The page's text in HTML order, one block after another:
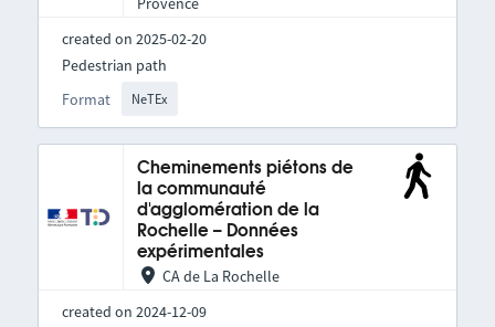
created on 2025-02-20
Format NeTEx
Pedestrian path
Cheminements piétons de
la communauté
d'agglomération de la
Rochelle – Données
expérimentales
CA de La Rochelle
created on 2024-12-09